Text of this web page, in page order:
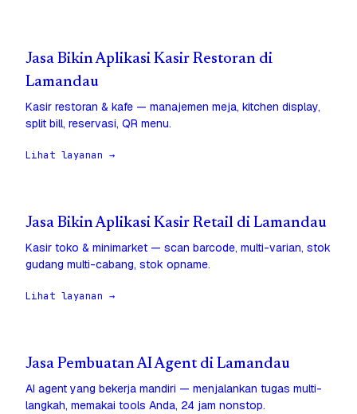
Jasa Bikin Aplikasi Kasir Restoran di
Lamandau
Kasir restoran & kafe — manajemen meja, kitchen display,
split bill, reservasi, QR menu.
Lihat layanan →
Jasa Bikin Aplikasi Kasir Retail di Lamandau
Kasir toko & minimarket — scan barcode, multi-varian, stok
gudang multi-cabang, stok opname.
Lihat layanan →
Jasa Pembuatan AI Agent di Lamandau
AI agent yang bekerja mandiri — menjalankan tugas multi-
langkah, memakai tools Anda, 24 jam nonstop.